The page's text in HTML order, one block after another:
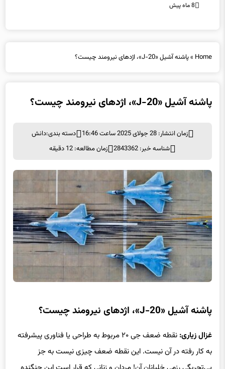
8 ماه پیش
Home
»پاشنه آشیل «J-20»، اژدهای نیرومند چیست؟
پاشنه آشیل «J-20»، اژدهای نیرومند چیست؟
زمان انتشار: 28 جولای 2025 ساعت 16:46 دسته بندی:دانش
شناسه خبر: 2843362
زمان مطالعه: 12 دقیقه
پاشنه آشیل «J-20»، اژدهای نیرومند چیست؟
غزال زیاری:
نقطه ضعف جی ۲۰ مربوط به طراحی یا فناوری پیشرفته
به کار رفته در آن نیست. این نقطه ضعف چیزی نیست به جز